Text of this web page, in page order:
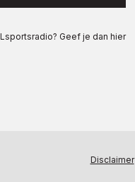
? Geef je dan hier
Disclaimer